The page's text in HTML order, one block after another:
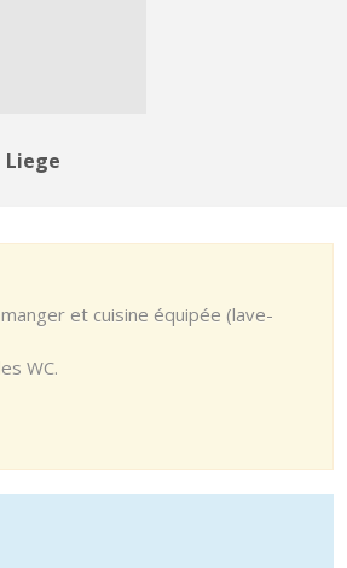
Liege
et cuisine équipée (lave-
WC.